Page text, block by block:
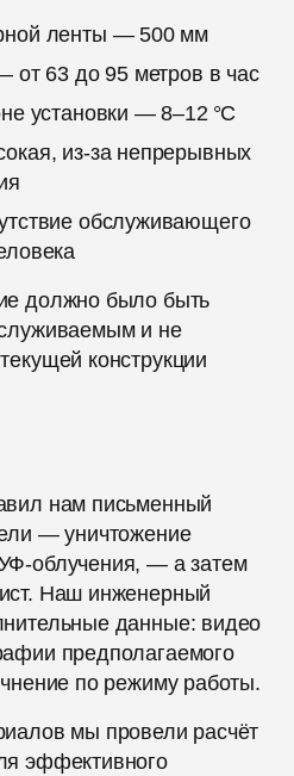
ленты — 500 мм
от 63 до 95 метров в час
установки — 8–12 °C
из-за непрерывных
обслуживающего
должно было быть
и не
конструкции
нам письменный
— уничтожение
облучения, — а затем
Наш инженерный
данные: видео
предполагаемого
по режиму работы.
мы провели расчёт
эффективного